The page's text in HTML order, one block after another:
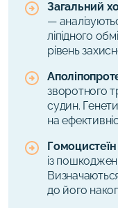
Загальний
—
ліпідного
рівень
зворотного
судин.
на
Гомоцистеїн
із
до його